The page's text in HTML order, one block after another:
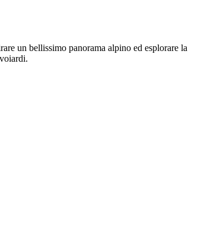
un bellissimo panorama alpino ed esplorare la